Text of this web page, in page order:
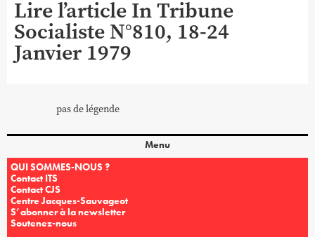
Lire l’article In Tribune
Socialiste N°810, 18-24
Janvier 1979
pas de légende
Menu
QUI SOMMES-NOUS ?
Contact ITS
Contact CJS
Centre Jacques-Sauvageot
S’abonner à la newsletter
Soutenez-nous